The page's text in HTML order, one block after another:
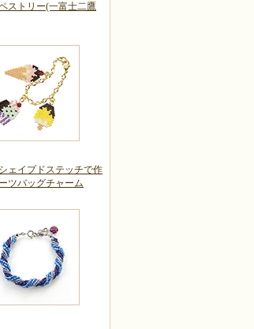
ストリー(一富士二鷹
ェイプドステッチで作
ツバッグチャーム